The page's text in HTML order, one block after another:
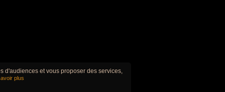
d'audiences et vous proposer des services,
plus